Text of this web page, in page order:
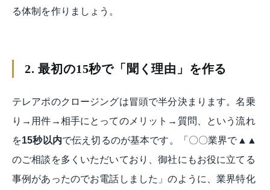
る体制を作りましょう。
2. 最初の15秒で「聞く理由」を作る
テレアポのクロージングは冒頭で半分決まります。名乗
り→用件→相手にとってのメリット→質問、という流れ
を15秒以内で伝え切るのが基本です。「〇〇業界で▲▲
のご相談を多くいただいており、御社にもお役に立てる
事例があったのでお電話しました」のように、業界特化